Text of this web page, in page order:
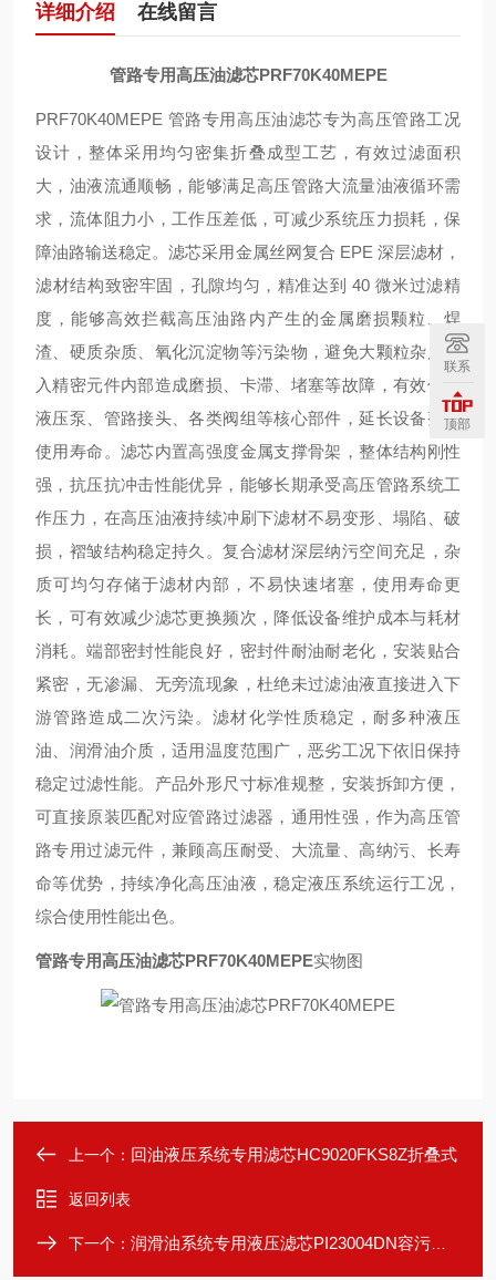
详细介绍 在线留言
管路专用高压油滤芯PRF70K40MEPE
PRF70K40MEPE 管路专用高压油滤芯专为高压管路工况
设计，整体采用均匀密集折叠成型工艺，有效过滤面积
大，油液流通顺畅，能够满足高压管路大流量油液循环需
求，流体阻力小，工作压差低，可减少系统压力损耗，保
障油路输送稳定。滤芯采用金属丝网复合 EPE 深层滤材，
滤材结构致密牢固，孔隙均匀，精准达到 40 微米过滤精
度，能够高效拦截高压油路内产生的金属磨损颗粒、焊
渣、硬质杂质、氧化沉淀物等污染物，避免大颗粒杂质进
入精密元件内部造成磨损、卡滞、堵塞等故障，有效保护
液压泵、管路接头、各类阀组等核心部件，延长设备整体
使用寿命。滤芯内置高强度金属支撑骨架，整体结构刚性
强，抗压抗冲击性能优异，能够长期承受高压管路系统工
作压力，在高压油液持续冲刷下滤材不易变形、塌陷、破
损，褶皱结构稳定持久。复合滤材深层纳污空间充足，杂
质可均匀存储于滤材内部，不易快速堵塞，使用寿命更
长，可有效减少滤芯更换频次，降低设备维护成本与耗材
消耗。端部密封性能良好，密封件耐油耐老化，安装贴合
紧密，无渗漏、无旁流现象，杜绝未过滤油液直接进入下
游管路造成二次污染。滤材化学性质稳定，耐多种液压
油、润滑油介质，适用温度范围广，恶劣工况下依旧保持
稳定过滤性能。产品外形尺寸标准规整，安装拆卸方便，
可直接原装匹配对应管路过滤器，通用性强，作为高压管
路专用过滤元件，兼顾高压耐受、大流量、高纳污、长寿
命等优势，持续净化高压油液，稳定液压系统运行工况，
综合使用性能出色。
管路专用高压油滤芯PRF70K40MEPE实物图
上一个： 回油液压系统专用滤芯HC9020FKS8Z折叠式
返回列表
下一个： 润滑油系统专用液压滤芯PI23004DN容污量大
联系
顶部